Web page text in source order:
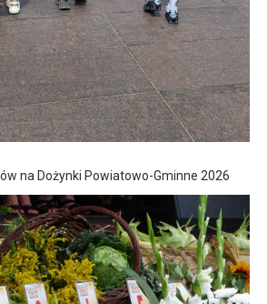
na Dożynki Powiatowo-Gminne 2026